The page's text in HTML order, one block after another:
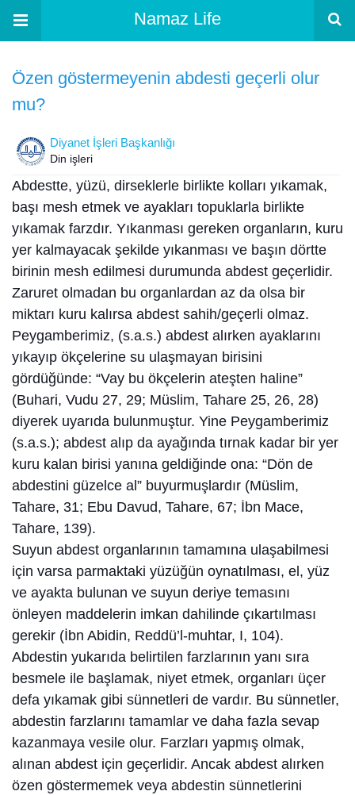
Namaz Life
Özen göstermeyenin abdesti geçerli olur
mu?
Diyanet İşleri Başkanlığı
Din işleri
Abdestte, yüzü, dirseklerle birlikte kolları yıkamak,
başı mesh etmek ve ayakları topuklarla birlikte
yıkamak farzdır. Yıkanması gereken organların, kuru
yer kalmayacak şekilde yıkanması ve başın dörtte
birinin mesh edilmesi durumunda abdest geçerlidir.
Zaruret olmadan bu organlardan az da olsa bir
miktarı kuru kalırsa abdest sahih/geçerli olmaz.
Peygamberimiz, (s.a.s.) abdest alırken ayaklarını
yıkayıp ökçelerine su ulaşmayan birisini
gördüğünde: “Vay bu ökçelerin ateşten haline”
(Buhari, Vudu 27, 29; Müslim, Tahare 25, 26, 28)
diyerek uyarıda bulunmuştur. Yine Peygamberimiz
(s.a.s.); abdest alıp da ayağında tırnak kadar bir yer
kuru kalan birisi yanına geldiğinde ona: “Dön de
abdestini güzelce al” buyurmuşlardır (Müslim,
Tahare, 31; Ebu Davud, Tahare, 67; İbn Mace,
Tahare, 139).
Suyun abdest organlarının tamamına ulaşabilmesi
için varsa parmaktaki yüzüğün oynatılması, el, yüz
ve ayakta bulunan ve suyun deriye temasını
önleyen maddelerin imkan dahilinde çıkartılması
gerekir (İbn Abidin, Reddü’l-muhtar, I, 104).
Abdestin yukarıda belirtilen farzlarının yanı sıra
besmele ile başlamak, niyet etmek, organları üçer
defa yıkamak gibi sünnetleri de vardır. Bu sünnetler,
abdestin farzlarını tamamlar ve daha fazla sevap
kazanmaya vesile olur. Farzları yapmış olmak,
alınan abdest için geçerlidir. Ancak abdest alırken
özen göstermemek veya abdestin sünnetlerini